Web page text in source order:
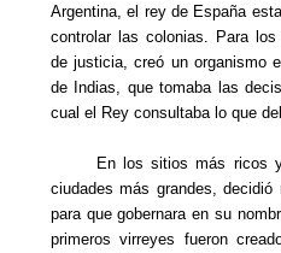
Argentina, el rey de España
controlar las colonias. Para
de justicia, creó un organismo
de Indias, que tomaba las
cual el Rey consultaba lo que
En los sitios más ricos y
ciudades más grandes, decidió
para que gobernara en su
primeros virreyes fueron